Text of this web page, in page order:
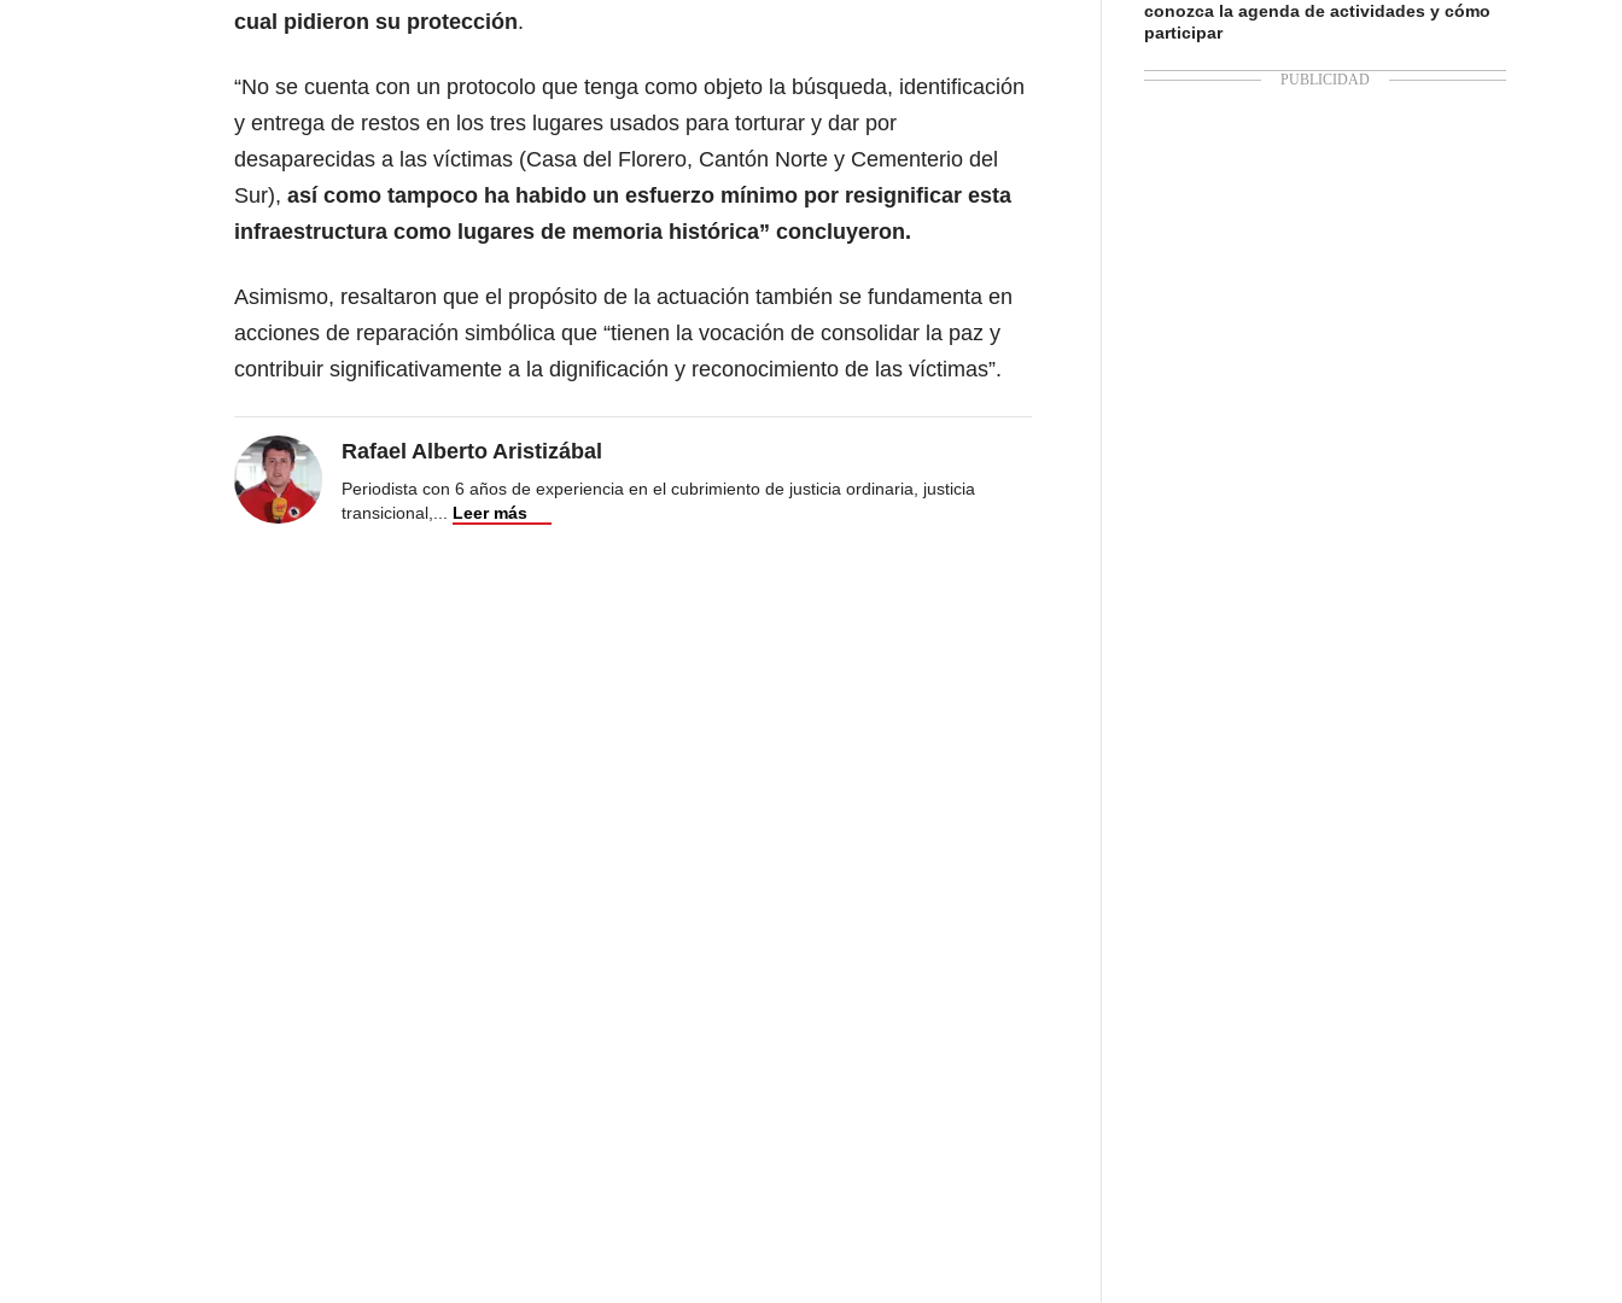
cual pidieron su protección.
“No se cuenta con un protocolo que tenga como objeto la búsqueda, identificación
y entrega de restos en los tres lugares usados para torturar y dar por
desaparecidas a las víctimas (Casa del Florero, Cantón Norte y Cementerio del
Sur), así como tampoco ha habido un esfuerzo mínimo por resignificar esta
infraestructura como lugares de memoria histórica” concluyeron.
Asimismo, resaltaron que el propósito de la actuación también se fundamenta en
acciones de reparación simbólica que “tienen la vocación de consolidar la paz y
contribuir significativamente a la dignificación y reconocimiento de las víctimas”.
Rafael Alberto Aristizábal
Periodista con 6 años de experiencia en el cubrimiento de justicia ordinaria, justicia
transicional,... Leer más
conozca la agenda de actividades y cómo
participar